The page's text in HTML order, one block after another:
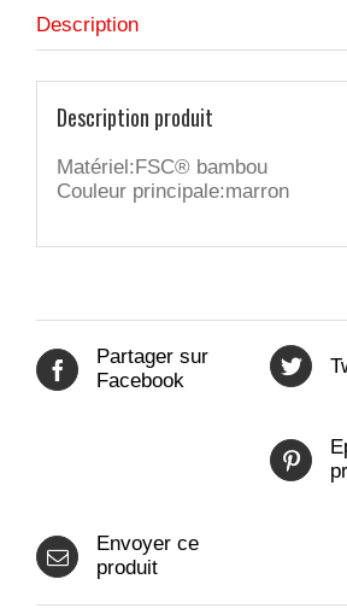
Description
Description produit
Matériel:FSC® bambou
Couleur principale:marron
Partager sur
Facebook
Envoyer ce
produit